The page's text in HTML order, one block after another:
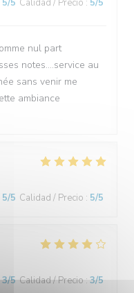
5/5 Calidad / Precio : 5/5
nul part
notes....service au
sans venir me
ambiance
5/5 Calidad / Precio : 5/5
3/5 Calidad / Precio : 3/5